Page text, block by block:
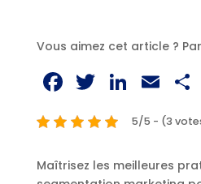
Vous aimez cet article ?
Facebook
Twitter
5/5 - (3
Maîtrisez les meilleures